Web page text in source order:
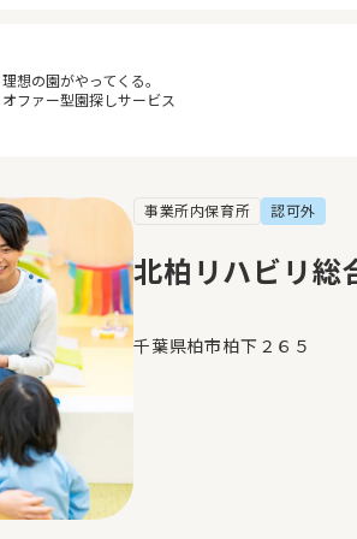
理想の園がやってくる。
オファー型園探しサービス
マイページ
閲覧履歴
お気に入り
事業所内保育所 認可外
北柏リハビリ総
千葉県柏市柏下２６５